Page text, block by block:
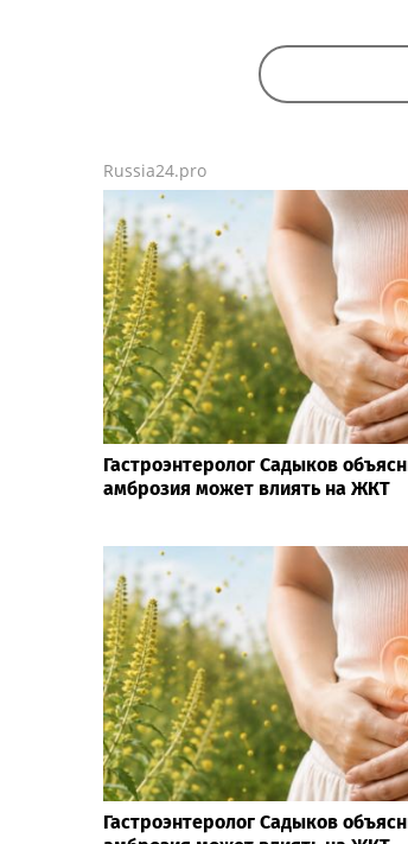
Russia24.pro
Гастроэнтеролог Садыков
амброзия может влиять на ЖКТ
Гастроэнтеролог Садыков